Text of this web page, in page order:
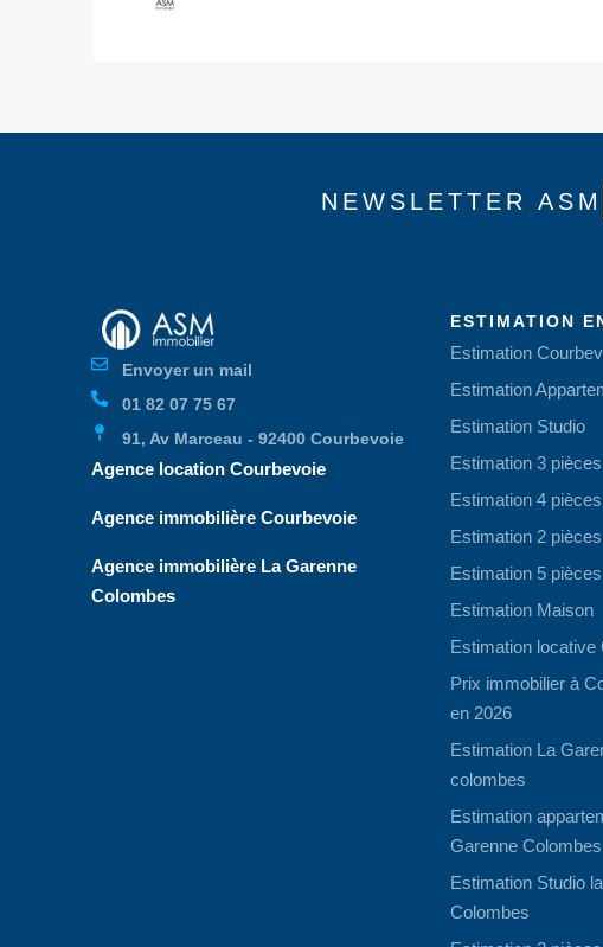
NEWSLETTER ASM
Envoyer un mail
01 82 07 75 67
91, Av Marceau - 92400 Courbevoie
Agence location Courbevoie
Agence immobilière Courbevoie
Agence immobilière La Garenne
Colombes
ESTIMATION
Estimation
Estimation
Estimation Studio
Estimation 3 pièces
Estimation 4 pièces
Estimation 2 pièces
Estimation 5 pièces
Estimation Maison
Estimation locative
Prix immobilier à
en 2026
Estimation La
colombes
Estimation
Garenne Colombes
Estimation Studio
Colombes